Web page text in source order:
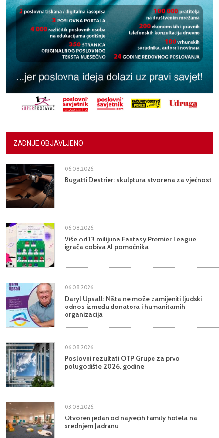
ZADNJE OBJAVLJENO
06.08.2026.
Bugatti Destrier: skulptura stvorena za vječnost
06.08.2026.
Više od 13 milijuna Fantasy Premier League
igrača dobiva AI pomoćnika
06.08.2026.
Daryl Upsall: Ništa ne može zamijeniti ljudski
odnos između donatora i humanitarnih
organizacija
06.08.2026.
Poslovni rezultati OTP Grupe za prvo
polugodište 2026. godine
03.08.2026.
Otvoren jedan od najvećih family hotela na
srednjem Jadranu